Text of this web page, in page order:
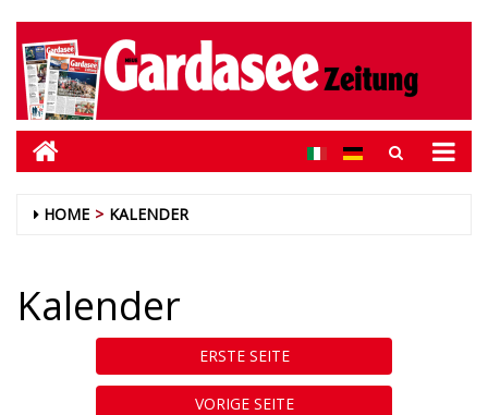
HOME KALENDER
Kalender
ERSTE SEITE
VORIGE SEITE